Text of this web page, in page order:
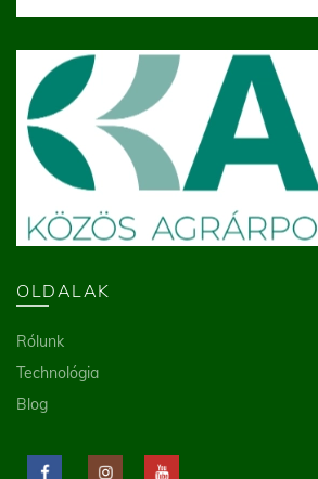
OLDALAK
Rólunk
Technológia
Blog